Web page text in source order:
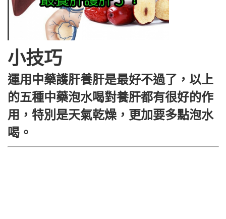
小技巧
運用中藥護肝養肝是最好不過了，以上
的五種中藥泡水喝對養肝都有很好的作
用，特別是天氣乾燥，更加要多點泡水
喝。